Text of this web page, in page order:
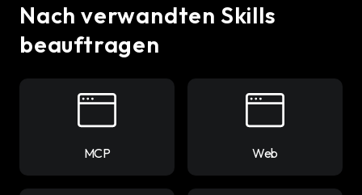
Nach verwandten Skills
beauftragen
MCP Web